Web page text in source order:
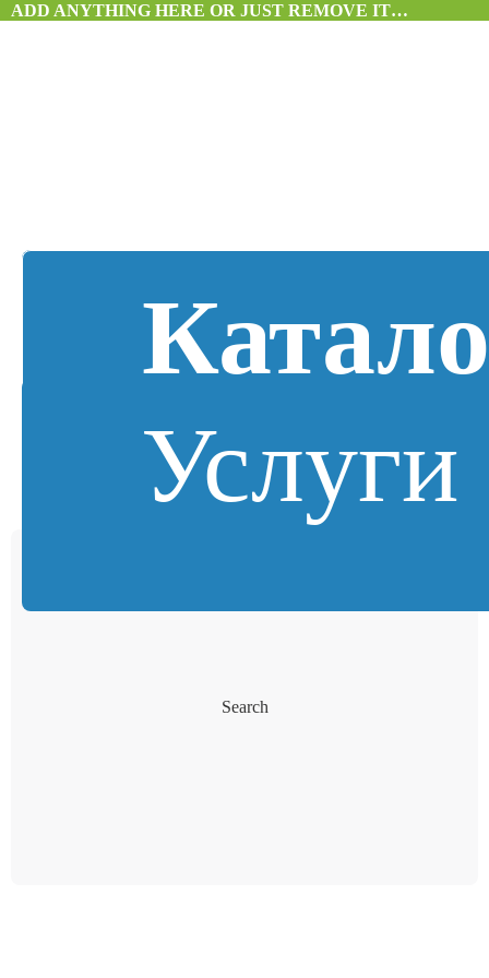
ADD ANYTHING HERE OR JUST REMOVE IT…
Услуги
Search